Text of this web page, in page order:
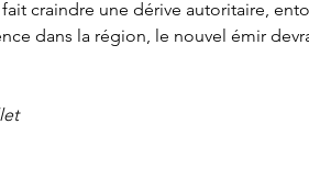
craindre une dérive autoritaire,
dans la région, le nouvel émir